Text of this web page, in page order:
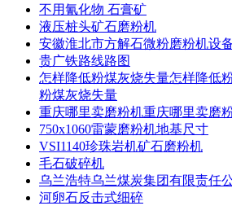
不用氰化物 石膏矿
液压桩头矿石磨粉机
安徽淮北市方解石微粉磨粉机设
贵广铁路线路图
怎样降低粉煤灰烧失量怎样降低
粉煤灰烧失量
重庆哪里卖磨粉机重庆哪里卖磨
750x1060雷蒙磨粉机地基尺寸
VSI1140珍珠岩机矿石磨粉机
毛石破碎机
乌兰浩特乌兰煤炭集团有限责任
河卵石反击式细碎